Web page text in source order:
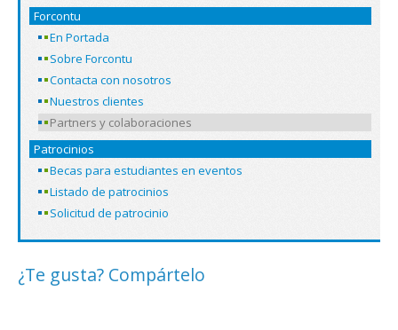
Forcontu
En Portada
Sobre Forcontu
Contacta con nosotros
Nuestros clientes
Partners y colaboraciones
Patrocinios
Becas para estudiantes en eventos
Listado de patrocinios
Solicitud de patrocinio
¿Te gusta? Compártelo